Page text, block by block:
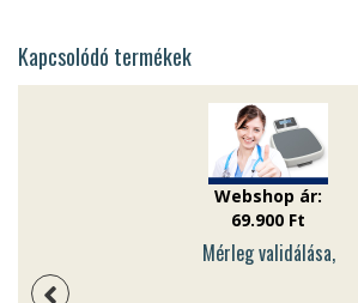
Kapcsolódó termékek
Webshop ár:
69.900 Ft
Mérleg validálása,